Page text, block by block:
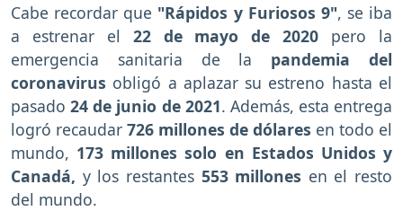
Cabe recordar que "Rápidos y Furiosos 9", se iba
a estrenar el 22 de mayo de 2020 pero la
emergencia sanitaria de la pandemia del
coronavirus obligó a aplazar su estreno hasta el
pasado 24 de junio de 2021. Además, esta entrega
logró recaudar 726 millones de dólares en todo el
mundo, 173 millones solo en Estados Unidos y
Canadá, y los restantes 553 millones en el resto
del mundo.